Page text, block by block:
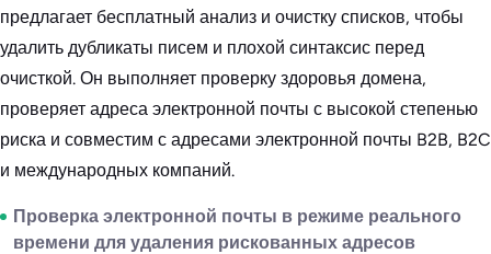
предлагает бесплатный анализ и очистку списков, чтобы
удалить дубликаты писем и плохой синтаксис перед
очисткой. Он выполняет проверку здоровья домена,
проверяет адреса электронной почты с высокой степенью
риска и совместим с адресами электронной почты B2B, B2C
и международных компаний.
Проверка электронной почты в режиме реального
времени для удаления рискованных адресов